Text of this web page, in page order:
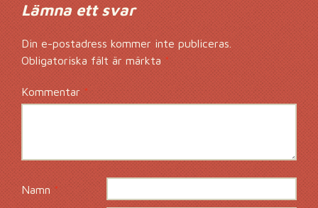
Lämna ett svar
Din e-postadress kommer inte publiceras.
Obligatoriska fält är märkta*
Kommentar*
Namn *